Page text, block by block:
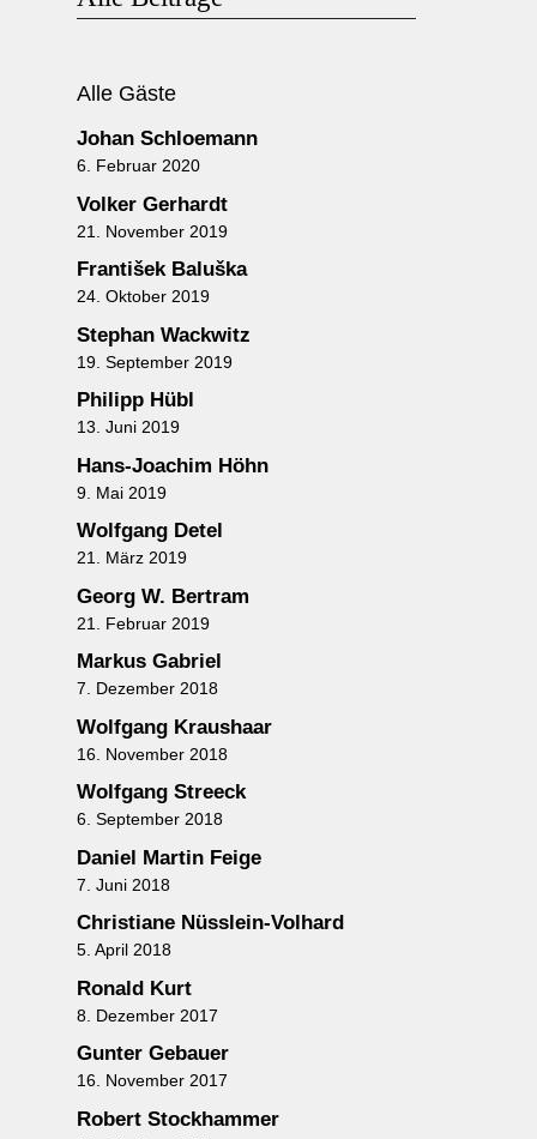
Alle Gäste
Johan Schloemann
6. Februar 2020
Volker Gerhardt
21. November 2019
František Baluška
24. Oktober 2019
Stephan Wackwitz
19. September 2019
Philipp Hübl
13. Juni 2019
Hans-Joachim Höhn
9. Mai 2019
Wolfgang Detel
21. März 2019
Georg W. Bertram
21. Februar 2019
Markus Gabriel
7. Dezember 2018
Wolfgang Kraushaar
16. November 2018
Wolfgang Streeck
6. September 2018
Daniel Martin Feige
7. Juni 2018
Christiane Nüsslein-Volhard
5. April 2018
Ronald Kurt
8. Dezember 2017
Gunter Gebauer
16. November 2017
Robert Stockhammer